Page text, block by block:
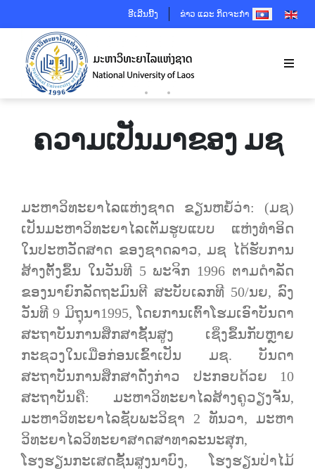
ອີເລີນນີ້ງ ຂ່າວ ແລະ ກິດຈະກຳSELECT YOUR
ຄວາມເປັນມາຂອງ ມຊ
ມະຫາວິທະຍາໄລແຫ່ງຊາດ ຂຽນຫຍໍ້ວ່າ: (ມຊ)
ເປັນມະຫາວິທະຍາໄລເຕັມຮູບແບບ ແຫ່ງທໍາອິດ
ໃນປະຫວັດສາດ ຂອງຊາດລາວ, ມຊ ໄດ້ຮັບການ
ສ້າງຕັ້ງຂຶ້ນ ໃນວັນທີ 5 ພະຈິກ 1996 ຕາມດໍາລັດ
ຂອງນາຍົກລັດຖະມົນຕີ ສະບັບເລກທີ 50/ນຍ, ລົງ
ວັນທີ 9 ມິຖຸນາ1995, ໂດຍການເຕົ້າໂຮມເອົາບັນດາ
ສະຖາບັນການສຶກສາຊັ້ນສູງ ເຊິ່ງຂຶ້ນກັບຫຼາຍ
ກະຊວງໃນເມື່ອກ່ອນເຂົ້າເປັນ ມຊ. ບັນດາ
ສະຖາບັນການສຶກສາດັ່ງກ່າວ ປະກອບດ້ວຍ 10
ສະຖາບັນຄື: ມະຫາວິທະຍາໄລສ້າງຄູວຽງຈັນ,
ມະຫາວິທະຍາໄລຊັບພະວິຊາ 2 ທັນວາ, ມະຫາ
ວິທະຍາໄລວິທະຍາສາດສາທາລະນະສຸກ,
ໂຮງຮຽນກະເສດຊັ້ນສູງນາບົງ, ໂຮງຮຽນປ່າໄມ້